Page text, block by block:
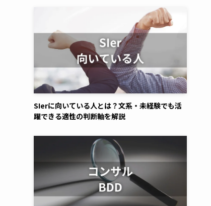
SIerに向いている人とは？文系・未経験でも活
躍できる適性の判断軸を解説